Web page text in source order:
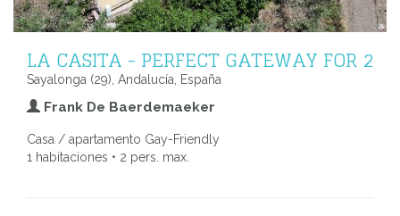
LA CASITA - PERFECT GATEWAY FOR 2
Sayalonga (29), Andalucía, España
Frank De Baerdemaeker
Casa / apartamento Gay-Friendly
1 habitaciones • 2 pers. max.